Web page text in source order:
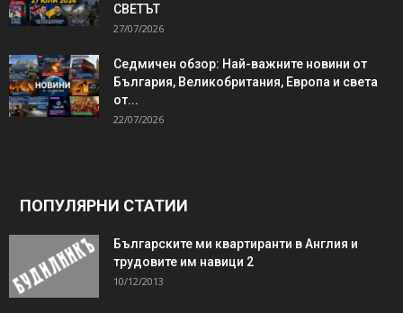
СВЕТЪТ
27/07/2026
Седмичен обзор: Най-важните новини от
България, Великобритания, Европа и света
от...
22/07/2026
ПОПУЛЯРНИ СТАТИИ
Българските ми квартиранти в Англия и
трудовите им навици 2
10/12/2013